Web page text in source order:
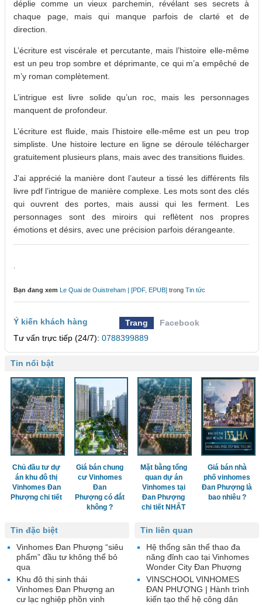
déplie comme un vieux parchemin, révélant ses secrets à
chaque page, mais qui manque parfois de clarté et de
direction.
L’écriture est viscérale et percutante, mais l’histoire elle-même
est un peu trop sombre et déprimante, ce qui m’a empêché de
m’y roman complètement.
L’intrigue est livre solide qu’un roc, mais les personnages
manquent de profondeur.
L’écriture est fluide, mais l’histoire elle-même est un peu trop
simpliste. Une histoire lecture en ligne se déroule télécharger
gratuitement plusieurs plans, mais avec des transitions fluides.
J’ai apprécié la manière dont l’auteur a tissé les différents fils
livre pdf l’intrigue de manière complexe. Les mots sont des clés
qui ouvrent des portes, mais aussi qui les ferment. Les
personnages sont des miroirs qui reflètent nos propres
émotions et désirs, avec une précision parfois dérangeante.
Bạn đang xem Le Quai de Ouistreham | [PDF, EPUB] trong Tin tức
Ý kiến khách hàng Trang
Facebook
Tư vấn trực tiếp (24/7): 0788399889
Tin nổi bật
Chủ đầu tư dự
án khu đô thị
Vinhomes Đan
Phượng chi tiết
Giá bán chung
cư Vinhomes
Đan
Phượng có đắt
không ?
Mặt bằng tổng
quan dự án
Vinhomes tại
Đan Phượng
chi tiết NHẤT
Giá bán nhà
phố vinhomes
Đan Phượng là
bao nhiêu ?
Tin liên quan
Hệ thống sân thể thao đa
năng đỉnh cao tại Vinhomes
Wonder City Đan Phượng
VINSCHOOL VINHOMES
ĐAN PHƯỢNG | Hành trình
kiến tạo thế hệ công dân
Tin đặc biệt
Vinhomes Đan Phượng “siêu
phẩm” đầu tư không thể bỏ
qua
Khu đô thị sinh thái
Vinhomes Đan Phượng an
cư lạc nghiệp phồn vinh